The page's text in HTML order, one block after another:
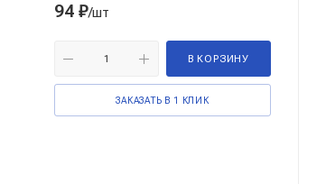
94 ₽/шт
В КОРЗИНУ
ЗАКАЗАТЬ В 1 КЛИК